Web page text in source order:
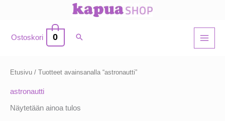
Ostoskori 0
Etusivu / Tuotteet avainsanalla “astronautti”
astronautti
Näytetään ainoa tulos